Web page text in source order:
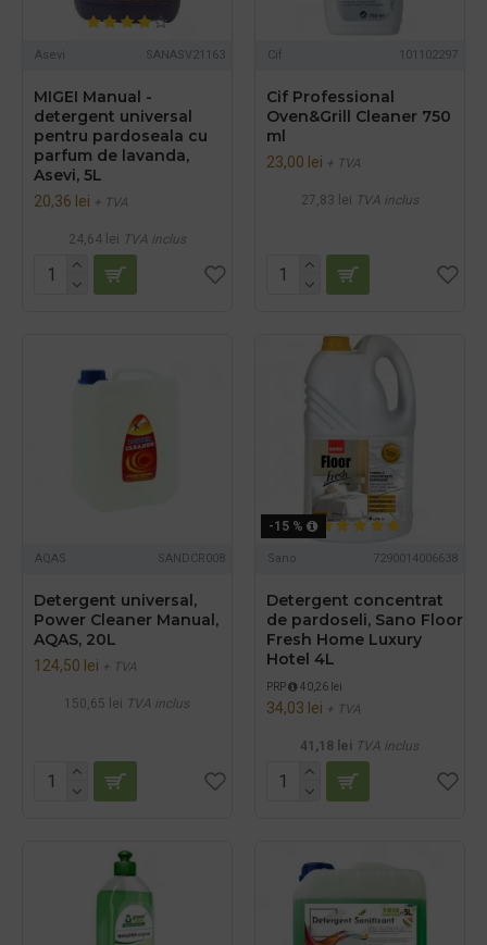
Asevi SANASV21163
MIGEI Manual -
detergent universal
pentru pardoseala cu
parfum de lavanda,
Asevi, 5L
20,36 lei + TVA
24,64 lei TVA inclus
Cif 101102297
Cif Professional
Oven&Grill Cleaner 750
ml
23,00 lei + TVA
27,83 lei TVA inclus
AQAS SANDCR008
Detergent universal,
Power Cleaner Manual,
AQAS, 20L
124,50 lei + TVA
150,65 lei TVA inclus
-15 %
Sano 7290014006638
Detergent concentrat
de pardoseli, Sano Floor
Fresh Home Luxury
Hotel 4L
PRP 40,26 lei
34,03 lei + TVA
41,18 lei TVA inclus